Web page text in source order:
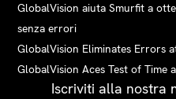
GlobalVision aiuta Smurfit a
senza errori
GlobalVision Eliminates Errors
GlobalVision Aces Test of Time
Iscriviti alla nostra